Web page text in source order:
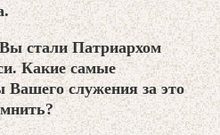
стали Патриархом
Какие самые
служения за это